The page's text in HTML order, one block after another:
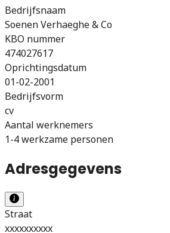
Bedrijfsnaam
Soenen Verhaeghe & Co
KBO nummer
474027617
Oprichtingsdatum
01-02-2001
Bedrijfsvorm
cv
Aantal werknemers
1-4 werkzame personen
Adresgegevens
Straat
xxxxxxxxxx